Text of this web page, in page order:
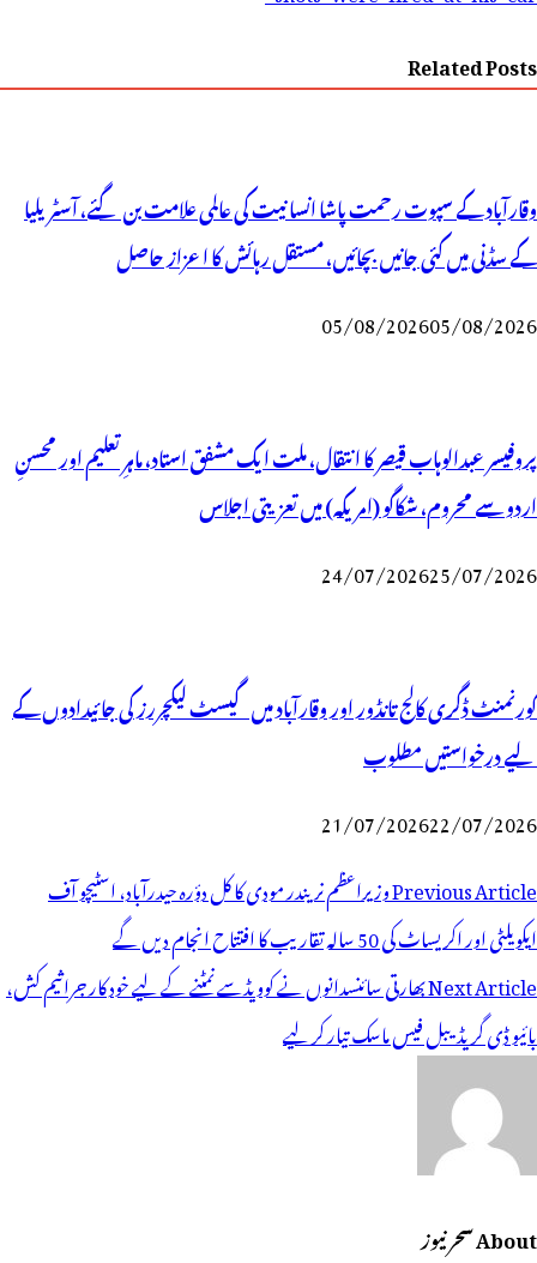
Related Posts
وقارآباد کے سپوت رحمت پاشا انسانیت کی عالمی علامت بن گئے، آسٹریلیا
کے سڈنی میں کئی جانیں بچائیں، مستقل رہائش کا اعزاز حاصل
05/08/202605/08/2026
پروفیسر عبدالوہاب قیصر کا انتقال، ملت ایک مشفق استاد، ماہرِتعلیم اور محسنِ
اردو سے محروم، شکاگو (امریکہ) میں تعزیتی اجلاس
24/07/202625/07/2026
گورنمنٹ ڈگری کالج تانڈور اور وقارآباد میں گیسٹ لیکچررز کی جائیدادوں کے
لیے درخواستیں مطلوب
21/07/202622/07/2026
پوسٹوں
کی
نیویگیشن
Previous Articleوزیراعظم نریندر مودی کا کل دؤرہ حیدرآباد، اسٹیچو آف
ایکویلٹی اور اکریساٹ کی 50 سالہ تقاریب کا افتتاح انجام دیں گے
Next Article‏بھارتی سائنسدانوں نے کوویڈسے نمٹنے کے لیے خود کار جراثیم کش،
بائیو ڈی گریڈیبل فیس ماسک تیار کر لیے
About سحر نیوز